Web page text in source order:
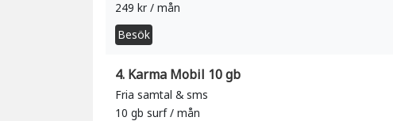
249 kr / mån
Besök
4. Karma Mobil 10 gb
Fria samtal & sms
10 gb surf / mån